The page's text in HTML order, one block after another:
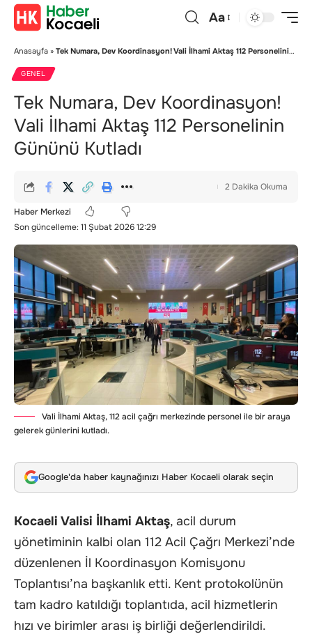
Aa
Anasayfa » Tek Numara, Dev Koordinasyon! Vali İlhami Aktaş 112 Personelinin Gününü Kutladı
GENEL
Tek Numara, Dev Koordinasyon!
Vali İlhami Aktaş 112 Personelinin
Gününü Kutladı
Son güncelleme: 11 Şubat 2026 12:29
Haber Merkezi
2 Dakika Okuma
Vali İlhami Aktaş, 112 acil çağrı merkezinde personel ile bir araya
gelerek günlerini kutladı.
Google'da haber kaynağınızı Haber Kocaeli olarak seçin
Kocaeli Valisi İlhami Aktaş, acil durum
yönetiminin kalbi olan 112 Acil Çağrı Merkezi’nde
düzenlenen İl Koordinasyon Komisyonu
Toplantısı’na başkanlık etti. Kent protokolünün
tam kadro katıldığı toplantıda, acil hizmetlerin
hızı ve birimler arası iş birliği değerlendirildi.